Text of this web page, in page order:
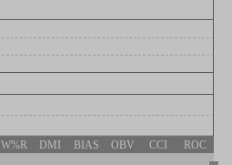
06-16
W%R DMI BIAS OBV CCI ROC